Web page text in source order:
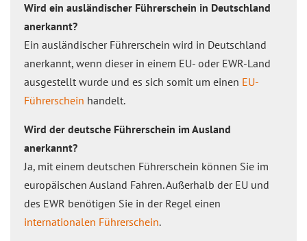
Wird ein ausländischer Führerschein in Deutschland
anerkannt?
Ein ausländischer Führerschein wird in Deutschland
anerkannt, wenn dieser in einem EU- oder EWR-Land
ausgestellt wurde und es sich somit um einen EU-
Führerschein handelt.
Wird der deutsche Führerschein im Ausland
anerkannt?
Ja, mit einem deutschen Führerschein können Sie im
europäischen Ausland Fahren. Außerhalb der EU und
des EWR benötigen Sie in der Regel einen
internationalen Führerschein.